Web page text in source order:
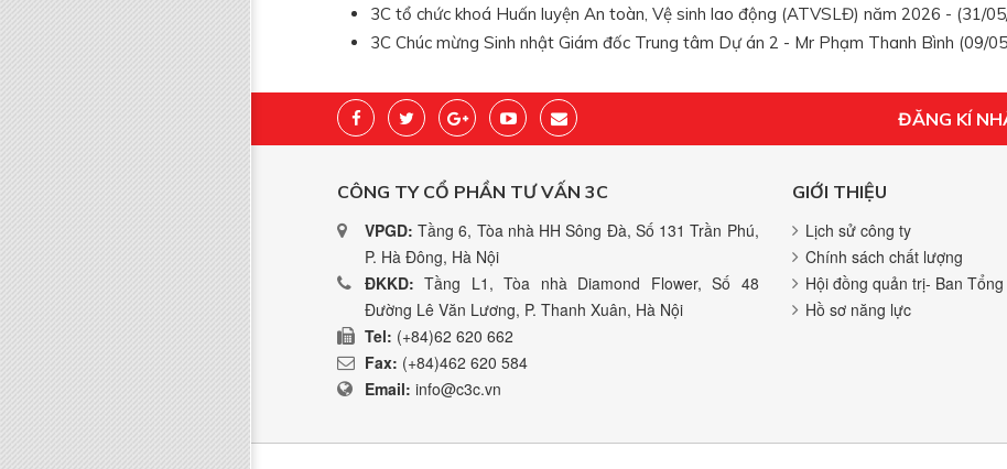
3C tổ chức khoá Huấn luyện An toàn, Vệ sinh lao động (ATVSLĐ) năm 2026 - (31/
3C Chúc mừng Sinh nhật Giám đốc Trung tâm Dự án 2 - Mr Phạm Thanh Bình (09/
ĐĂNG KÍ
CÔNG TY CỔ PHẦN TƯ VẤN 3C
VPGD: Tầng 6, Tòa nhà HH Sông Đà, Số 131 Trần Phú,
P. Hà Đông, Hà Nội
ĐKKD: Tầng L1, Tòa nhà Diamond Flower, Số 48
Đường Lê Văn Lương, P. Thanh Xuân, Hà Nội
Tel: (+84)62 620 662
Fax: (+84)462 620 584
Email: info@c3c.vn
GIỚI THIỆU
Lịch sử công ty
Chính sách chất lượng
Hội đồng quản trị- Ban
Hồ sơ năng lực